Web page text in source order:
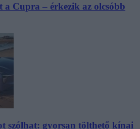
Cupra – érkezik az olcsóbb
szólhat: gyorsan tölthető kínai